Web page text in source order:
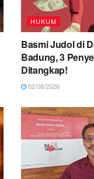
HUKUM
Basmi Judol di
Badung, 3
Ditangkap!
02/08/2026